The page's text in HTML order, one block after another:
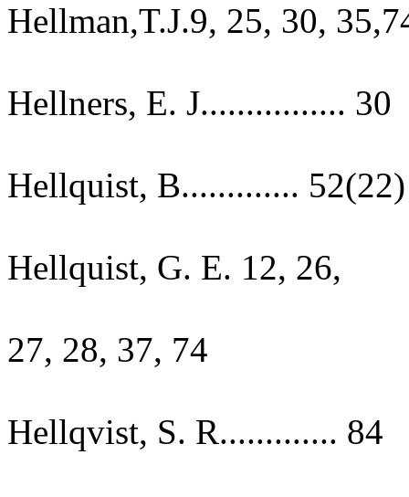
Hellman,T.J.9, 25, 30,
Hellners, E. J................ 30
Hellquist, B............. 52(22)
Hellquist, G. E. 12, 26,
27, 28, 37, 74
Hellqvist, S. R............. 84